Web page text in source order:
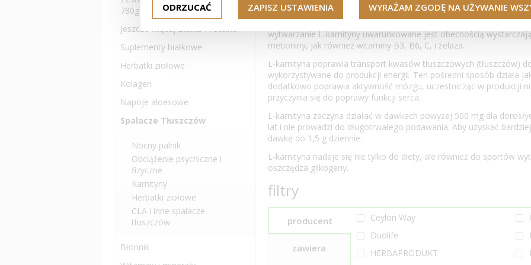
780g
Jeszcze więcej Białka-Proteina
Suplementy białkowe
Herbatki ziołowe
Kolagen
Napoje aloesowe
Spalacze Tłuszczów
Nocny palnik
Obciążenie psychiczne i
fizyczne
Karnityny
Herbatki ziołowe
CLA i inne spalacze
tłuszczów
Błonnik
L-karnityna
L-karnityna jest substancją własną (aminokwasem), którą ciało
wytwarzanie L-karnityny uwarunkowane jest obecnością
metioniny, jak również witaminy B3, B6, C, i żelaza.
L-karnityna poprawia transport kwasów tłuszczowych (tłuszczów)
wykorzystywane do produkcji energii. Ten pośredni sposób działa
dodatkowo poprawia aktywność mózgu, uczestnicząc w produkcji
przyczynia się do poprawy funkcji serca.
L-karnityna zaczyna działać w dawkach powyżej 500 mg dla
lat i nie prowadzi do długotrwałego podawania. Aby uzyskać
dawkę do 1,5 g dziennie.
L-karnityna nadaje się nie tylko do diety, ale również do sportów
oszczędza glikogeny.
filtry
producent
zawiera
Ceylon Way
Duolife
HERBAPRODUKT
ODRZUCAĆ ZAPISZ USTAWIENIA WYRAŻAM ZGODĘ NA UŻYWANIE